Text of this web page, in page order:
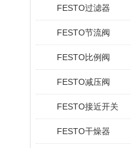
FESTO过滤器
FESTO节流阀
FESTO比例阀
FESTO减压阀
FESTO接近开关
FESTO干燥器